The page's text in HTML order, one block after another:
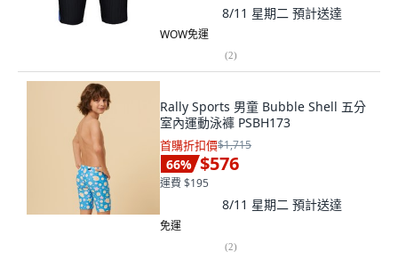
8/11 星期二 預計送達
WOW免運
(2)
Rally Sports 男童 Bubble Shell 五分
室內運動泳褲 PSBH173
首購折扣價$1,715
66% $576
運費 $195
8/11 星期二 預計送達
免運
(2)